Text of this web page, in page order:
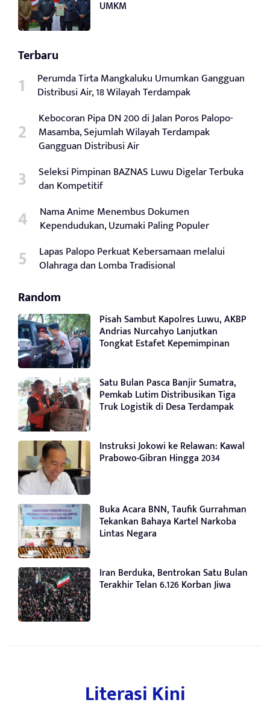
UMKM
Terbaru
Perumda Tirta Mangkaluku Umumkan Gangguan
Distribusi Air, 18 Wilayah Terdampak
Kebocoran Pipa DN 200 di Jalan Poros Palopo-
Masamba, Sejumlah Wilayah Terdampak
Gangguan Distribusi Air
Seleksi Pimpinan BAZNAS Luwu Digelar Terbuka
dan Kompetitif
Nama Anime Menembus Dokumen
Kependudukan, Uzumaki Paling Populer
Lapas Palopo Perkuat Kebersamaan melalui
Olahraga dan Lomba Tradisional
Random
Pisah Sambut Kapolres Luwu, AKBP
Andrias Nurcahyo Lanjutkan
Tongkat Estafet Kepemimpinan
Satu Bulan Pasca Banjir Sumatra,
Pemkab Lutim Distribusikan Tiga
Truk Logistik di Desa Terdampak
Instruksi Jokowi ke Relawan: Kawal
Prabowo-Gibran Hingga 2034
Buka Acara BNN, Taufik Gurrahman
Tekankan Bahaya Kartel Narkoba
Lintas Negara
Iran Berduka, Bentrokan Satu Bulan
Terakhir Telan 6.126 Korban Jiwa
Literasi Kini